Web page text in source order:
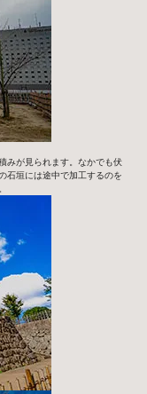
みが見られます。なかでも伏
石垣には途中で加工するのを